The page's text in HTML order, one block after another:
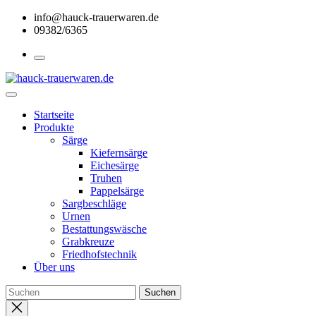
Skip
content
info@hauck-trauerwaren.de
09382/6365
Startseite
Produkte
Särge
Kiefernsärge
Eichesärge
Truhen
Pappelsärge
Sargbeschläge
Urnen
Bestattungswäsche
Grabkreuze
Friedhofstechnik
Über uns
Close